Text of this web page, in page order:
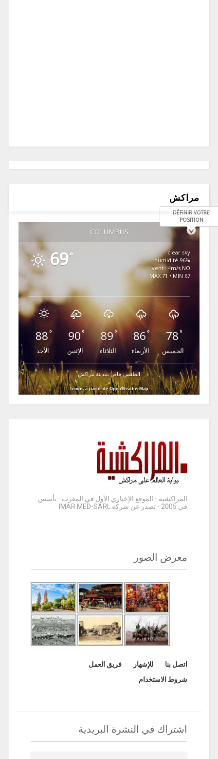
مراكش
COLUMBUS
DÉFINIR VOTRE
POSITION
69 °
clear sky
96% humidité
vent : 4m/s NO
MAX 71 • MIN 67
88°
الأحد
90°
الإثنين
89°
الثلاثاء
86°
الأربعاء
78°
الخميس
الطقس خاص بمدينة مراكش
Temps à partir de OpenWeatherMap
المراكشية - الموقع الإخباري الأول في المغرب - تأسس
في 2005 - تصدر عن شركة IMAR MED-SARL
معرض الصور
اتصل بنا للإشهار
فريق العمل
شروط الاستخدام
اشتراك في النشرة البريدية